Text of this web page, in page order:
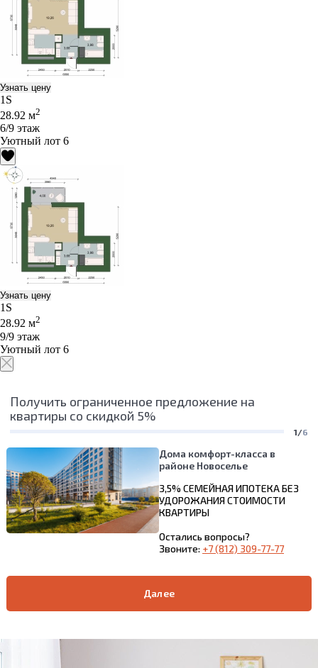
Узнать цену
1S
28.92 м2
6/9 этаж
Уютный лот 6
Узнать цену
1S
28.92 м2
9/9 этаж
Уютный лот 6
Получить ограниченное предложение на
квартиры со скидкой 5%
1/6
Дома комфорт-класса в
районе Новоселье
3,5% СЕМЕЙНАЯ ИПОТЕКА БЕЗ
УДОРОЖАНИЯ СТОИМОСТИ
КВАРТИРЫ
Остались вопросы?
Звоните: +7 (812) 309-77-77